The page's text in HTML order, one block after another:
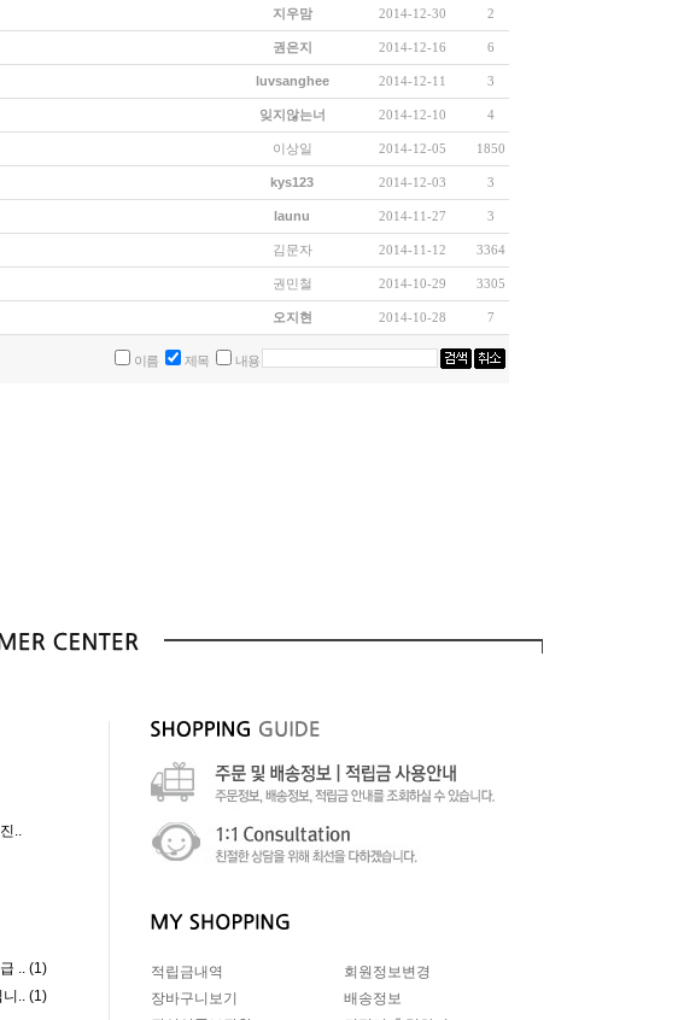
지우맘 2014-12-30 2
권은지 2014-12-16 6
luvsanghee 2014-12-11 3
잊지않는너 2014-12-10 4
이상일 2014-12-05 1850
kys123 2014-12-03 3
launu 2014-11-27 3
김문자 2014-11-12 3364
권민철 2014-10-29 3305
오지현 2014-10-28 7
이름 제목 내용
..
.. (1)
.. (1)
적립금내역
회원정보변경
장바구니보기
배송정보